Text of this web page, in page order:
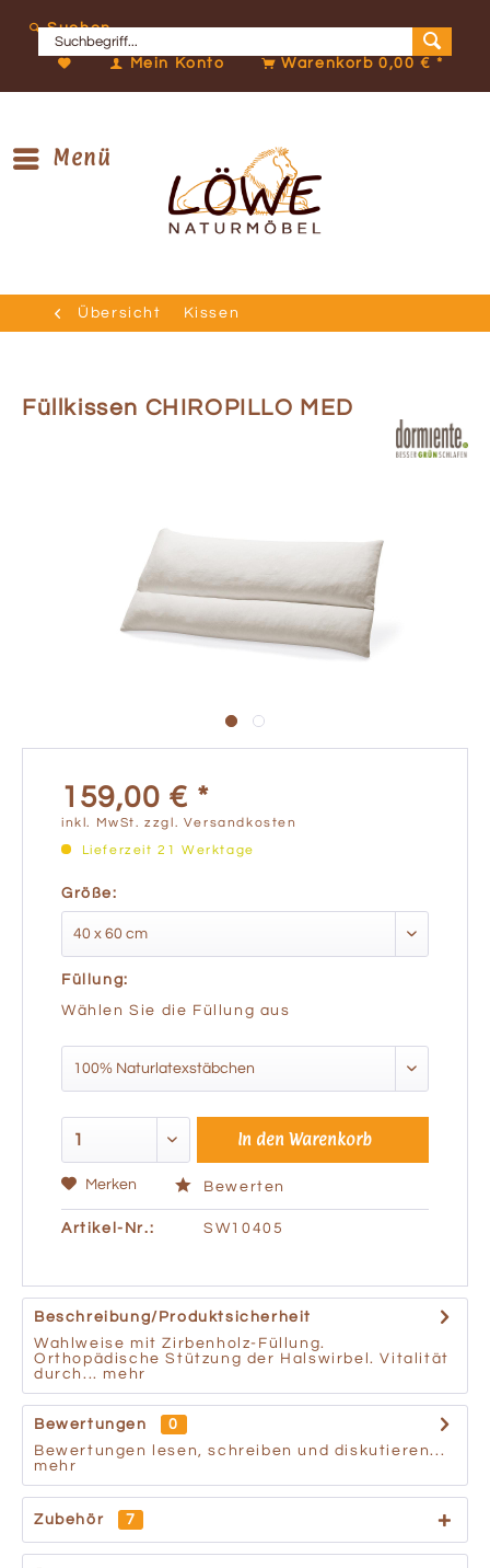
Suchen
Mein Konto Warenkorb0,00 € *
Menü
Übersicht Kissen
Füllkissen CHIROPILLO MED
159,00 € *
inkl. MwSt.zzgl. Versandkosten
Lieferzeit 21 Werktage
Größe:
Füllung:
Wählen Sie die Füllung aus
In den Warenkorb
Merken Bewerten
Artikel-Nr.: SW10405
Beschreibung/Produktsicherheit
Wahlweise mit Zirbenholz-Füllung.
Orthopädische Stützung der Halswirbel. Vitalität
durch... mehr
Bewertungen
0
Bewertungen lesen, schreiben und diskutieren...
mehr
Zubehör 7